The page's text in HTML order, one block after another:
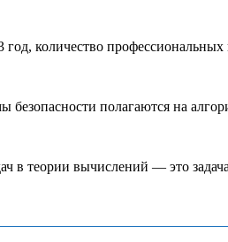
год, количество
безопасности полагаются на
в теории вычислений — это